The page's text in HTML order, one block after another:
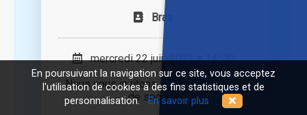
Braz
mercredi 22 juin 2022 à 14h00
Nous vous invitons à la fête des jeux
de société
En poursuivant la navigation sur ce site, vous acceptez
l'utilisation de cookies à des fins statistiques et de
personnalisation.En savoir plus